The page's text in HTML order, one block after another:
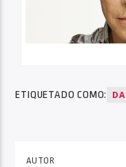
ETIQUETADO COMO:
AUTOR